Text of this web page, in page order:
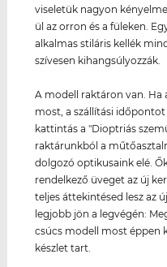
viseletük nagyon
ül az orron és a füleken.
alkalmas stiláris kellék
szívesen kihangsúlyozzák.
A modell raktáron van. Ha
most, a szállítási
kattintás a "Dioptriás
raktárunkból a
dolgozó optikusaink elé.
rendelkező üveget az új
teljes áttekintésed lesz az
legjobb jön a legvégén:
csúcs modell most éppen
készlet tart.